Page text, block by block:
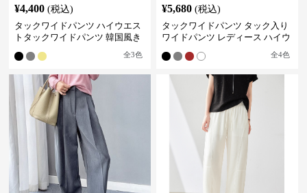
¥4,400 (税込)
タックワイドパンツ ハイウエス
トタックワイドパンツ 韓国風き
全3色
¥5,680 (税込)
タックワイドパンツ タック入り
ワイドパンツ レディース ハイウ
全4色